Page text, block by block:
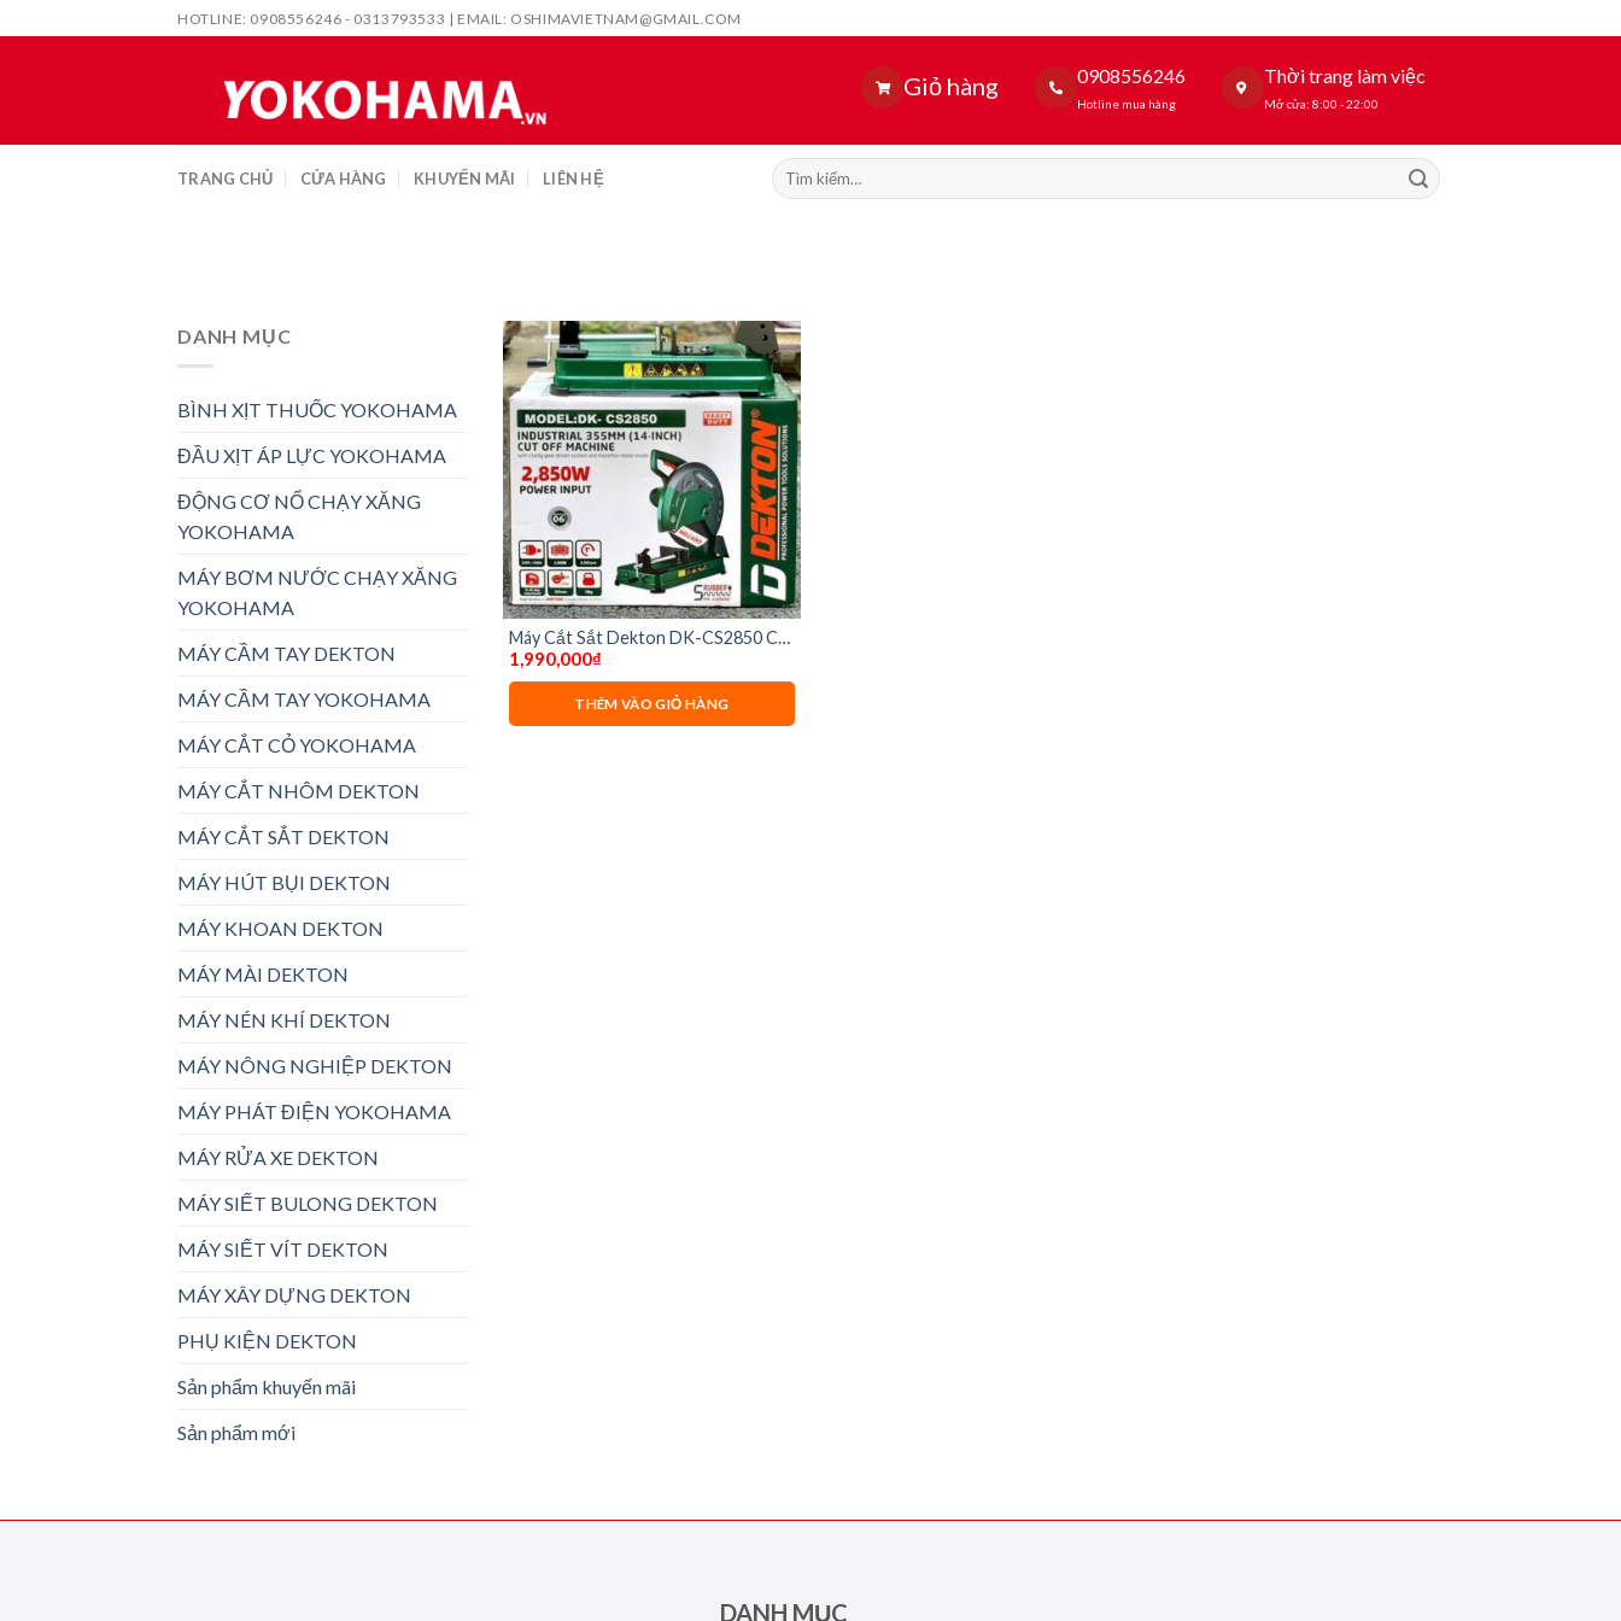
to
HOTLINE: 0908556246 - 0313793533 | EMAIL: OSHIMAVIETNAM@GMAIL.COM
Giỏ hàng 0908556246
Hotline mua hàng
Thời trang làm việc
Mở cửa: 8:00 - 22:00
TRANG CHỦ CỬA HÀNG KHUYẾN MÃI LIÊN HỆ
Tìm
kiếm:
DANH MỤC
BÌNH XỊT THUỐC YOKOHAMA
ĐẦU XỊT ÁP LỰC YOKOHAMA
ĐỘNG CƠ NỔ CHẠY XĂNG
YOKOHAMA
MÁY BƠM NƯỚC CHẠY XĂNG
YOKOHAMA
MÁY CẦM TAY DEKTON
MÁY CẦM TAY YOKOHAMA
MÁY CẮT CỎ YOKOHAMA
MÁY CẮT NHÔM DEKTON
MÁY CẮT SẮT DEKTON
MÁY HÚT BỤI DEKTON
MÁY KHOAN DEKTON
MÁY MÀI DEKTON
MÁY NÉN KHÍ DEKTON
MÁY NÔNG NGHIỆP DEKTON
MÁY PHÁT ĐIỆN YOKOHAMA
MÁY RỬA XE DEKTON
MÁY SIẾT BULONG DEKTON
MÁY SIẾT VÍT DEKTON
MÁY XÂY DỰNG DEKTON
PHỤ KIỆN DEKTON
Sản phẩm khuyến mãi
Sản phẩm mới
Máy Cắt Sắt Dekton DK-CS2850 Có
lưỡi cắt
1,990,000₫
THÊM VÀO GIỎ HÀNG
DANH MỤC